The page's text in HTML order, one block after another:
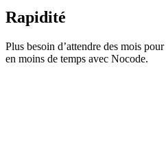
Rapidité
Plus besoin d’attendre des mois
en moins de temps avec Nocode.